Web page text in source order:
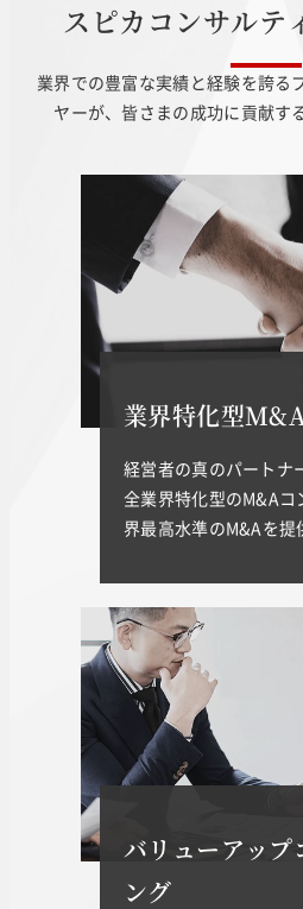
スピカ コ ンサルテ
業界での豊富な実績と経験を誇る
ヤーが、皆さまの成功に貢献す
業界特化型
経営者の真のパートナ
全業界特化型のM&A
界最高水準のM&Aを提
バリューアップ
ング